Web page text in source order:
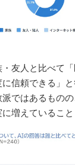
友人と比べて「
信頼できる」
ではあるもの
増えていること